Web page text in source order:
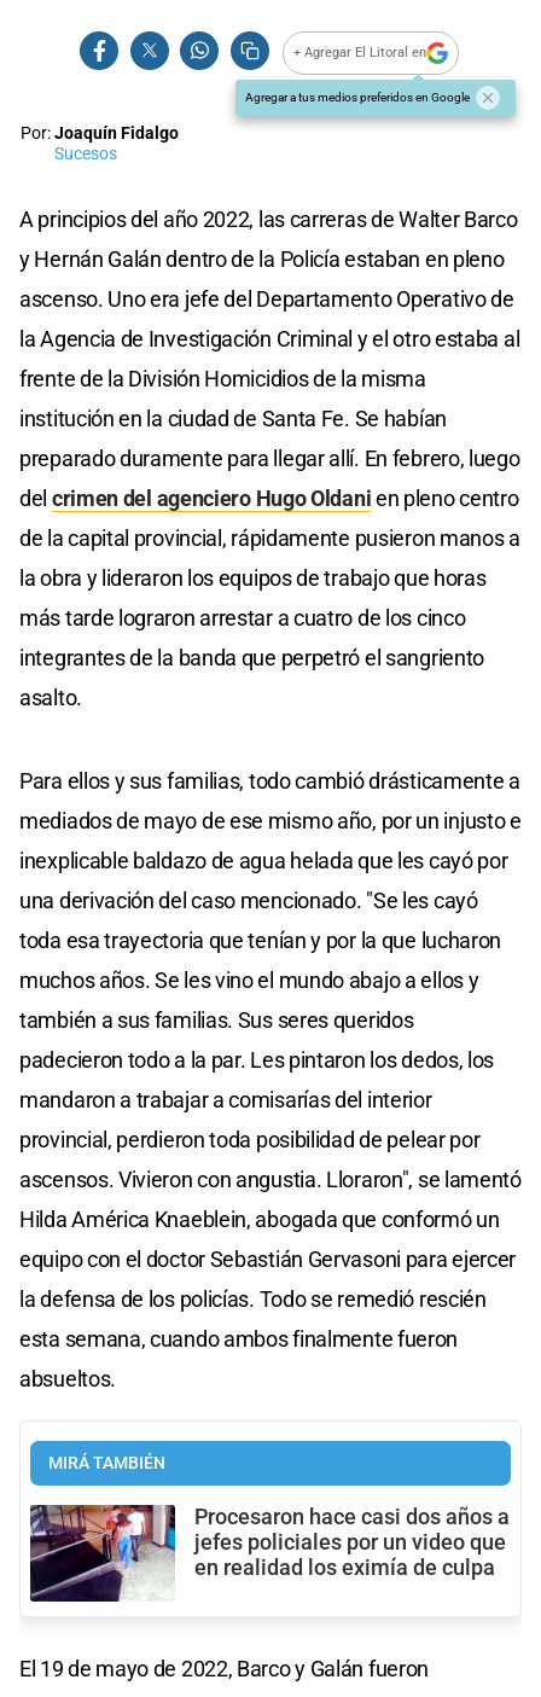
+ Agregar El Litoral en
Agregar a tus medios preferidos en Google
Por:Joaquín Fidalgo
Sucesos
A principios del año 2022, las carreras de Walter Barco
y Hernán Galán dentro de la Policía estaban en pleno
ascenso. Uno era jefe del Departamento Operativo de
la Agencia de Investigación Criminal y el otro estaba al
frente de la División Homicidios de la misma
institución en la ciudad de Santa Fe. Se habían
preparado duramente para llegar allí. En febrero, luego
del crimen del agenciero Hugo Oldanien pleno centro
de la capital provincial, rápidamente pusieron manos a
la obra y lideraron los equipos de trabajo que horas
más tarde lograron arrestar a cuatro de los cinco
integrantes de la banda que perpetró el sangriento
asalto.
Para ellos y sus familias, todo cambió drásticamente a
mediados de mayo de ese mismo año, por un injusto e
inexplicable baldazo de agua helada que les cayó por
una derivación del caso mencionado. "Se les cayó
toda esa trayectoria que tenían y por la que lucharon
muchos años. Se les vino el mundo abajo a ellos y
también a sus familias. Sus seres queridos
padecieron todo a la par. Les pintaron los dedos, los
mandaron a trabajar a comisarías del interior
provincial, perdieron toda posibilidad de pelear por
ascensos. Vivieron con angustia. Lloraron", se lamentó
Hilda América Knaeblein, abogada que conformó un
equipo con el doctor Sebastián Gervasoni para ejercer
la defensa de los policías. Todo se remedió rescién
esta semana, cuando ambos finalmente fueron
absueltos.
MIRÁ TAMBIÉN
Procesaron hace casi dos años a
jefes policiales por un video que
en realidad los eximía de culpa
El 19 de mayo de 2022, Barco y Galán fueron